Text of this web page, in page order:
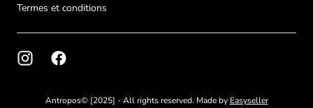
Termes et conditions
Antropos© [2025] - All rights reserved. Made by Easyseller